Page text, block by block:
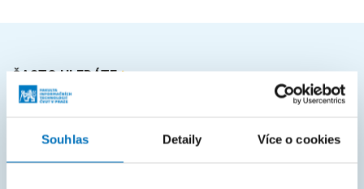
Souhlas Detaily Více o cookies
ČASTO HLEDÁTE
Studijní oddělení